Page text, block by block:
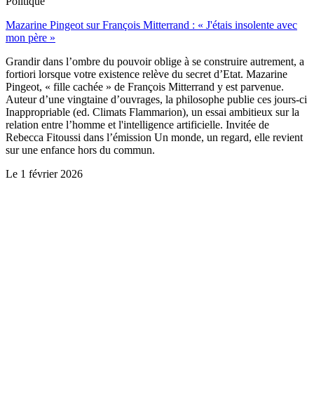
Mazarine Pingeot sur François Mitterrand : « J'étais insolente avec
mon père »
Grandir dans l’ombre du pouvoir oblige à se construire autrement, a
fortiori lorsque votre existence relève du secret d’Etat. Mazarine
Pingeot, « fille cachée » de François Mitterrand y est parvenue.
Auteur d’une vingtaine d’ouvrages, la philosophe publie ces jours-ci
Inappropriable (ed. Climats Flammarion), un essai ambitieux sur la
relation entre l’homme et l'intelligence artificielle. Invitée de
Rebecca Fitoussi dans l’émission Un monde, un regard, elle revient
sur une enfance hors du commun.
Le 1 février 2026